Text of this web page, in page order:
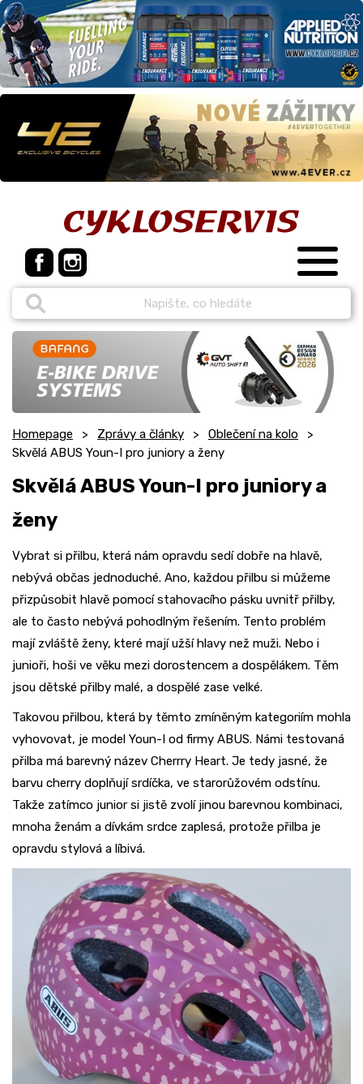
Homepage Zprávy a články
Oblečení na kolo
Skvělá ABUS Youn-I pro juniory a ženy
Skvělá ABUS Youn-I pro juniory a
ženy
Vybrat si přilbu, která nám opravdu sedí dobře na hlavě,
nebývá občas jednoduché. Ano, každou přilbu si můžeme
přizpůsobit hlavě pomocí stahovacího pásku uvnitř přilby,
ale to často nebývá pohodlným řešením. Tento problém
mají zvláště ženy, které mají užší hlavy než muži. Nebo i
junioři, hoši ve věku mezi dorostencem a dospělákem. Těm
jsou dětské přilby malé, a dospělé zase velké.
Takovou přilbou, která by těmto zmíněným kategoriím mohla
vyhovovat, je model Youn-I od firmy ABUS. Námi testovaná
přilba má barevný název Cherrry Heart. Je tedy jasné, že
barvu cherry doplňují srdíčka, ve starorůžovém odstínu.
Takže zatímco junior si jistě zvolí jinou barevnou kombinaci,
mnoha ženám a dívkám srdce zaplesá, protože přilba je
opravdu stylová a líbivá.